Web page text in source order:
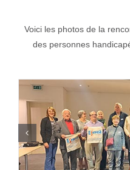
Voici les photos de la
des personnes